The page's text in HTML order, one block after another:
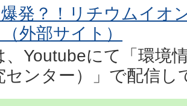
発？！リチウムイオ
外部サイト）
、Youtubeにて「環境
センター）」で配信し